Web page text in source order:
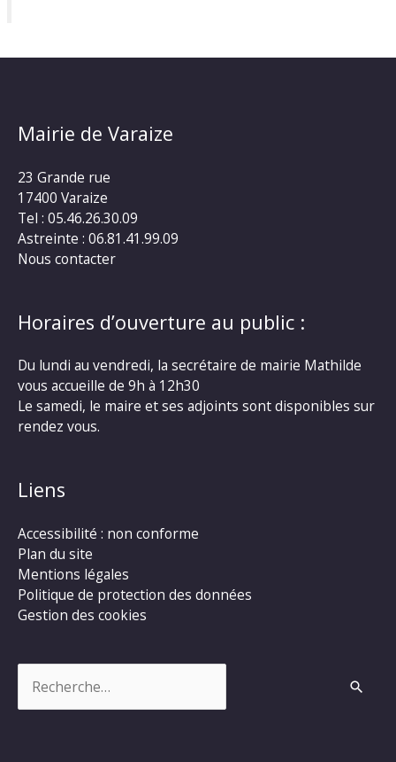
Mairie de Varaize
23 Grande rue
17400 Varaize
Tel : 05.46.26.30.09
Astreinte : 06.81.41.99.09
Nous contacter
Horaires d’ouverture au public :
Du lundi au vendredi, la secrétaire de mairie Mathilde
vous accueille de 9h à 12h30
Le samedi, le maire et ses adjoints sont disponibles sur
rendez vous.
Liens
Accessibilité : non conforme
Plan du site
Mentions légales
Politique de protection des données
Gestion des cookies